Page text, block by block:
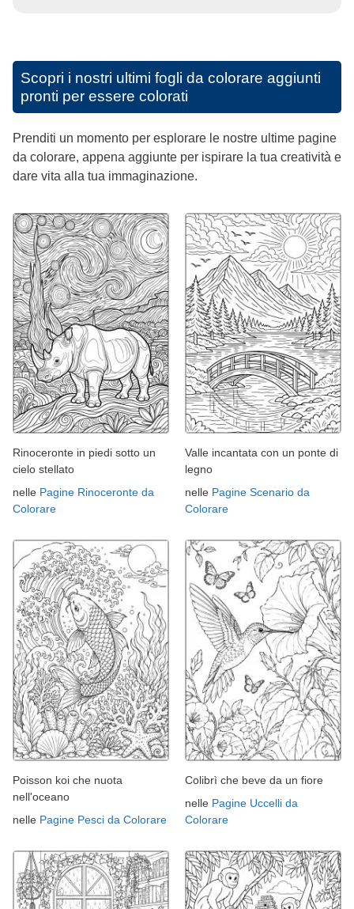
Scopri i nostri ultimi fogli da colorare aggiunti
pronti per essere colorati
Prenditi un momento per esplorare le nostre ultime pagine
da colorare, appena aggiunte per ispirare la tua creatività e
dare vita alla tua immaginazione.
Rinoceronte in piedi sotto un
cielo stellato
nelle Pagine Rinoceronte da
Colorare
Valle incantata con un ponte di
legno
nelle Pagine Scenario da
Colorare
Poisson koi che nuota
nell'oceano
nelle Pagine Pesci da Colorare
Colibrì che beve da un fiore
nelle Pagine Uccelli da
Colorare